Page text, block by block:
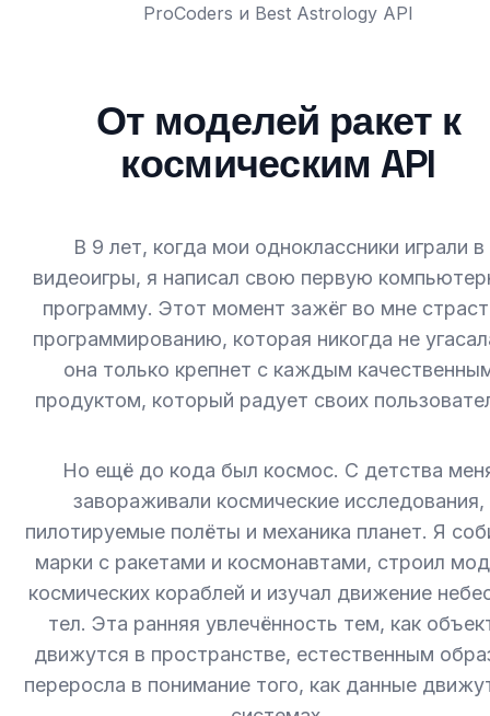
ProCoders и Best Astrology API
От моделей ракет к
космическим API
В 9 лет, когда мои одноклассники играли в
видеоигры, я написал свою первую
программу. Этот момент зажёг во мне
программированию, которая никогда не
она только крепнет с каждым
продуктом, который радует своих
Но ещё до кода был космос. С детства
завораживали космические исследования,
пилотируемые полёты и механика планет. Я
марки с ракетами и космонавтами, строил
космических кораблей и изучал движение
тел. Эта ранняя увлечённость тем, как
движутся в пространстве, естественным
переросла в понимание того, как данные